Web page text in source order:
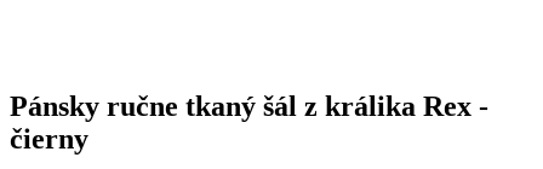
Pánsky ručne tkaný šál z králika Rex -
čierny